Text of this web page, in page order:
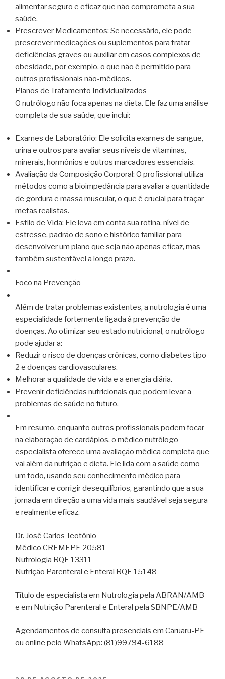
alimentar seguro e eficaz que não comprometa a sua
saúde.
Prescrever Medicamentos: Se necessário, ele pode
prescrever medicações ou suplementos para tratar
deficiências graves ou auxiliar em casos complexos de
obesidade, por exemplo, o que não é permitido para
outros profissionais não-médicos.
Planos de Tratamento Individualizados
O nutrólogo não foca apenas na dieta. Ele faz uma análise
completa de sua saúde, que inclui:
Exames de Laboratório: Ele solicita exames de sangue,
urina e outros para avaliar seus níveis de vitaminas,
minerais, hormônios e outros marcadores essenciais.
Avaliação da Composição Corporal: O profissional utiliza
métodos como a bioimpedância para avaliar a quantidade
de gordura e massa muscular, o que é crucial para traçar
metas realistas.
Estilo de Vida: Ele leva em conta sua rotina, nível de
estresse, padrão de sono e histórico familiar para
desenvolver um plano que seja não apenas eficaz, mas
também sustentável a longo prazo.
Foco na Prevenção
Além de tratar problemas existentes, a nutrologia é uma
especialidade fortemente ligada à prevenção de
doenças. Ao otimizar seu estado nutricional, o nutrólogo
pode ajudar a:
Reduzir o risco de doenças crônicas, como diabetes tipo
2 e doenças cardiovasculares.
Melhorar a qualidade de vida e a energia diária.
Prevenir deficiências nutricionais que podem levar a
problemas de saúde no futuro.
Em resumo, enquanto outros profissionais podem focar
na elaboração de cardápios, o médico nutrólogo
especialista oferece uma avaliação médica completa que
vai além da nutrição e dieta. Ele lida com a saúde como
um todo, usando seu conhecimento médico para
identificar e corrigir desequilíbrios, garantindo que a sua
jornada em direção a uma vida mais saudável seja segura
e realmente eficaz.
Dr. José Carlos Teotônio
Médico CREMEPE 20581
Nutrologia RQE 13311
Nutrição Parenteral e Enteral RQE 15148
Título de especialista em Nutrologia pela ABRAN/AMB
e em Nutrição Parenteral e Enteral pela SBNPE/AMB
Agendamentos de consulta presenciais em Caruaru-PE
ou online pelo WhatsApp: (81)99794-6188